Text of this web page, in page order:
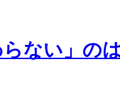
らない」の